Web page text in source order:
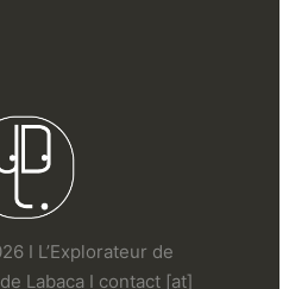
I L’Explorateur de
Labaca I contact [at]